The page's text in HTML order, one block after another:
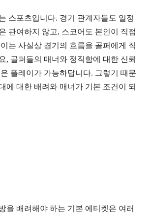
스포츠입니다. 경기 관계자들도 일정
관여하지 않고, 스코어도 본인이 직접
이는 사실상 경기의 흐름을 골퍼에게 직
, 골퍼들의 매너와 정직함에 대한 신뢰
플레이가 가능하답니다. 그렇기 때문
에 대한 배려와 매너가 기본 조건이 되
을 배려해야 하는 기본 에티켓은 여러